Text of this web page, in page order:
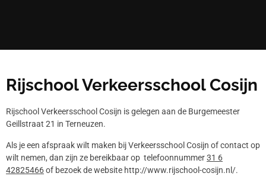
Rijschool Verkeersschool Cosijn
Rijschool Verkeersschool Cosijn is gelegen aan de Burgemeester
Geillstraat 21 in Terneuzen.
Als je een afspraak wilt maken bij Verkeersschool Cosijn of contact op
wilt nemen, dan zijn ze bereikbaar op telefoonnummer31 6
42825466of bezoek de website http://www.rijschool-cosijn.nl/.